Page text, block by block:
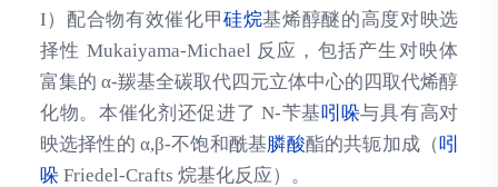
I）配合物有效催化甲硅烷基烯醇醚的高度对映选
择性 Mukaiyama-Michael 反应，包括产生对映体
富集的 α-羰基全碳取代四元立体中心的四取代烯醇
化物。本催化剂还促进了 N-苄基吲哚与具有高对
映选择性的 α,β-不饱和酰基膦酸酯的共轭加成（吲
哚Friedel-Crafts 烷基化反应）。